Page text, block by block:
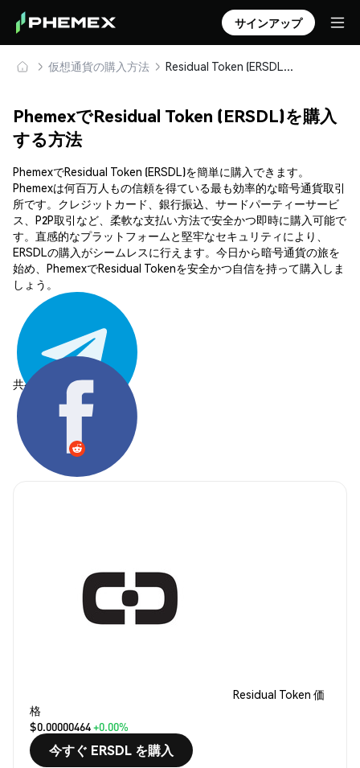
サインアップ
仮想通貨の購入方法 Residual Token (ERSDL) を安全に購入・保管
PhemexでResidual Token (ERSDL)を購入
する方法
PhemexでResidual Token (ERSDL)を簡単に購入できます。
Phemexは何百万人もの信頼を得ている最も効率的な暗号通貨取引
所です。クレジットカード、銀行振込、サードパーティーサービ
ス、P2P取引など、柔軟な支払い方法で安全かつ即時に購入可能で
す。直感的なプラットフォームと堅牢なセキュリティにより、
ERSDLの購入がシームレスに行えます。今日から暗号通貨の旅を
始め、PhemexでResidual Tokenを安全かつ自信を持って購入しま
しょう。
共有する:
Residual Token 価
格
$0.00000464+0.00%
今すぐ ERSDL を購入